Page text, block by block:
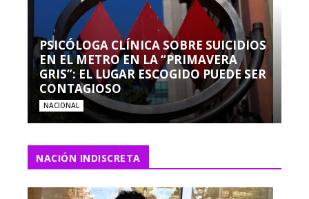
PSICÓLOGA CLÍNICA SOBRE SUICIDIOS
EN EL METRO EN LA “PRIMAVERA
GRIS”: EL LUGAR ESCOGIDO PUEDE SER
CONTAGIOSO
NACIONAL
NACIÓN INDISCRETA